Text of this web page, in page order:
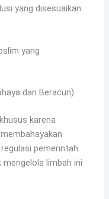
yang disesuaikan
yang
dan Beracun)
karena
pemerintah
limbah ini